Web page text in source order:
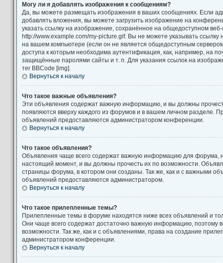
Могу ли я добавлять изображения к сообщениям?
Да, вы можете размещать изображения в ваших сообщениях. Если
добавлять вложения, вы можете загрузить изображение на
указать ссылку на изображение, сохранённое на общедоступном
http://www.example.com/my-picture.gif. Вы не можете указывать
на вашем компьютере (если он не является общедоступным
доступа к которым необходима аутентификация, как, например, на
защищённые паролями сайты и т. п. Для указания ссылок на
тег BBCode [img].
Вернуться к началу
Что такое важные объявления?
Эти объявления содержат важную информацию, и вы должны
появляются вверху каждого из форумов и в вашем личном разделе.
объявлений предоставляются администратором конференции.
Вернуться к началу
Что такое объявления?
Объявления чаще всего содержат важную информацию для форума,
настоящий момент, и вы должны прочесть их по возможности.
страницы форума, в котором они созданы. Так же, как и с важными
объявлений предоставляются администратором.
Вернуться к началу
Что такое прилепленные темы?
Прилепленные темы в форуме находятся ниже всех объявлений и
Они чаще всего содержат достаточно важную информацию, поэтому
возможности. Так же, как и с объявлениями, права на создание
администратором конференции.
Вернуться к началу